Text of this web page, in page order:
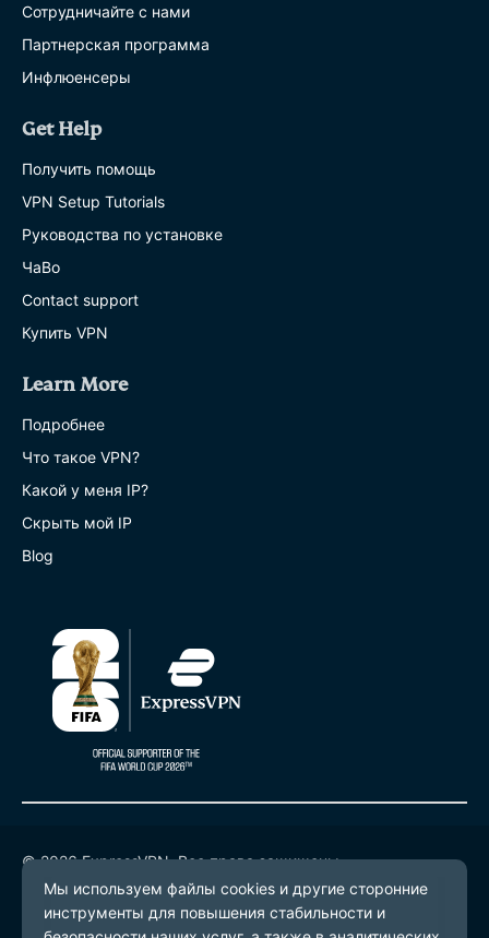
Сотрудничайте с нами
Партнерская программа
Инфлюенсеры
Get Help
Получить помощь
VPN Setup Tutorials
Руководства по установке
ЧаВо
Contact support
Купить VPN
Learn More
Подробнее
Что такое VPN?
Какой у меня IP?
Скрыть мой IP
Blog
© 2026 ExpressVPN. Все права защищены.
Политика конфиденциальности
Условия предоставления услуг